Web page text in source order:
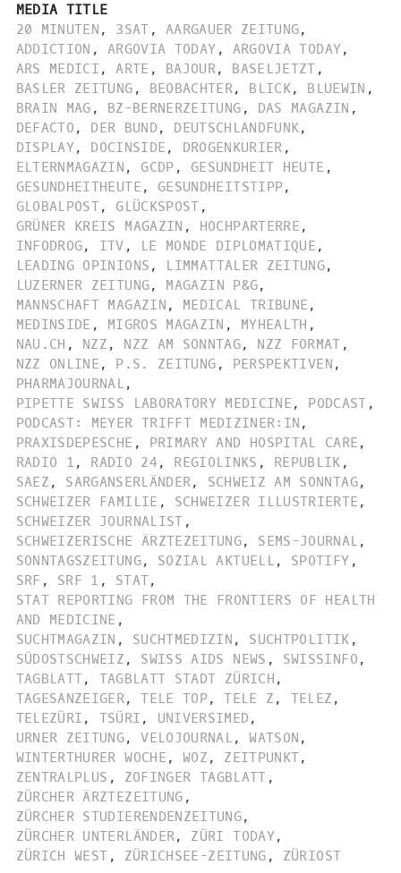
MEDIA TITLE
20 MINUTEN , 3SAT , AARGAUER ZEITUNG,
ADDICTION , ARGOVIA TODAY , ARGOVIA TODAY,
ARS MEDICI , ARTE , BAJOUR, BASELJETZT ,
BASLER ZEITUNG , BEOBACHTER, BLICK, BLUEWIN ,
BRAIN MAG , BZ-BERNERZEITUNG , DAS MAGAZIN ,
DEFACTO , DER BUND , DEUTSCHLANDFUNK,
DISPLAY, DOCINSIDE , DROGENKURIER ,
ELTERNMAGAZIN , GCDP , GESUNDHEIT HEUTE ,
GESUNDHEITHEUTE , GESUNDHEITSTIPP,
GLOBALPOST, GLÜCKSPOST ,
GRÜNER KREIS MAGAZIN , HOCHPARTERRE ,
INFODROG, ITV , LE MONDE DIPLOMATIQUE ,
LEADING OPINIONS , LIMMATTALER ZEITUNG,
LUZERNER ZEITUNG, MAGAZIN P&G,
MANNSCHAFT MAGAZIN , MEDICAL TRIBUNE ,
MEDINSIDE , MIGROS MAGAZIN , MYHEALTH ,
NAU.CH , NZZ , NZZ AM SONNTAG, NZZ FORMAT ,
NZZ ONLINE , P.S. ZEITUNG , PERSPEKTIVEN ,
PHARMAJOURNAL ,
PIPETTE SWISS LABORATORY MEDICINE , PODCAST ,
PODCAST: MEYER TRIFFT MEDIZINER:IN ,
PRAXISDEPESCHE , PRIMARY AND HOSPITAL CARE ,
RADIO 1 , RADIO 24, REGIOLINKS , REPUBLIK ,
SAEZ , SARGANSERLÄNDER, SCHWEIZ AM SONNTAG,
SCHWEIZER FAMILIE , SCHWEIZER ILLUSTRIERTE ,
SCHWEIZER JOURNALIST ,
SCHWEIZERISCHE ÄRZTEZEITUNG, SEMS-JOURNAL ,
SONNTAGSZEITUNG, SOZIAL AKTUELL , SPOTIFY ,
SRF , SRF 1 , STAT,
STAT REPORTING FROM THE FRONTIERS OF HEALTH
AND MEDICINE ,
SUCHTMAGAZIN , SUCHTMEDIZIN , SUCHTPOLITIK ,
SÜDOSTSCHWEIZ , SWISS AIDS NEWS , SWISSINFO ,
TAGBLATT, TAGBLATT STADT ZÜRICH ,
TAGESANZEIGER, TELE TOP, TELE Z , TELEZ ,
TELEZÜRI , TSÜRI , UNIVERSIMED ,
URNER ZEITUNG, VELOJOURNAL , WATSON ,
WINTERTHURER WOCHE , WOZ , ZEITPUNKT,
ZENTRALPLUS , ZOFINGER TAGBLATT ,
ZÜRCHER ÄRZTEZEITUNG ,
ZÜRCHER STUDIERENDENZEITUNG,
ZÜRCHER UNTERLÄNDER, ZÜRI TODAY,
ZÜRICH WEST , ZÜRICHSEE-ZEITUNG , ZÜRIOST